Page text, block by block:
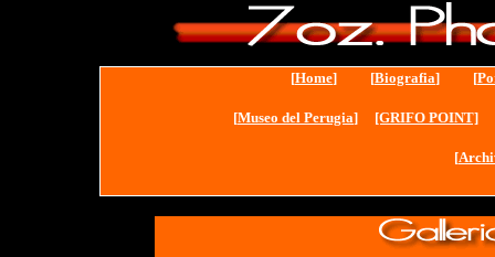
[Home] [Biografia] [
[Museo del Perugia] [GRIFO POINT]
[